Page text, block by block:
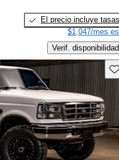
El precio incluye tasas
$1,047/mes
Verif. disponibilidad